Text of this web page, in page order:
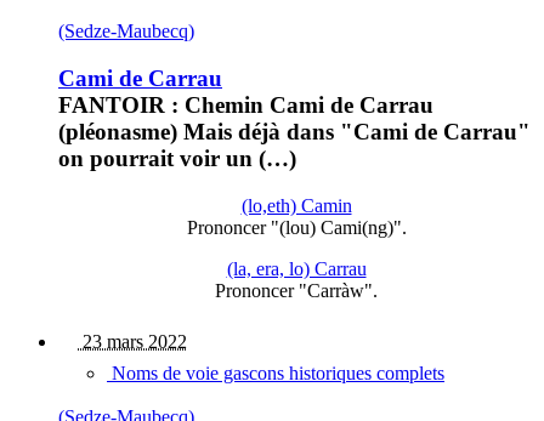
(Sedze-Maubecq)
Cami de Carrau
FANTOIR : Chemin Cami de Carrau
(pléonasme) Mais déjà dans "Cami de Carrau"
on pourrait voir un (…)
(lo,eth) Camin
Prononcer "(lou) Cami(ng)".
(la, era, lo) Carrau
Prononcer "Carràw".
23 mars 2022
Noms de voie gascons historiques complets
(Sedze-Maubecq)